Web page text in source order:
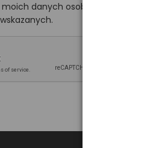
danych osobowych na